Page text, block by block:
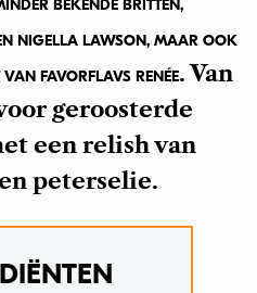
BEKENDE BRITTEN,
NIGELLA LAWSON, MAAR OOK
FAVORFLAVS RENÉE. Van
geroosterde
een relish van
peterselie.